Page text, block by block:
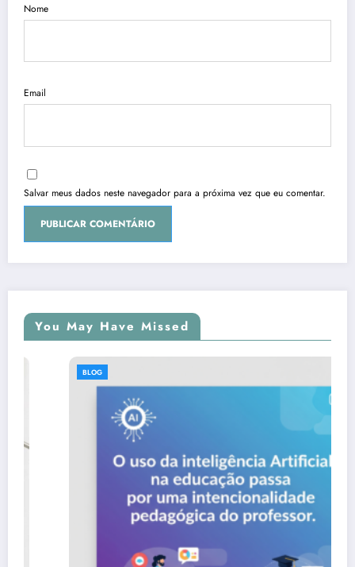
Nome
Email
Salvar meus dados neste navegador para a próxima vez que eu comentar.
You May Have Missed